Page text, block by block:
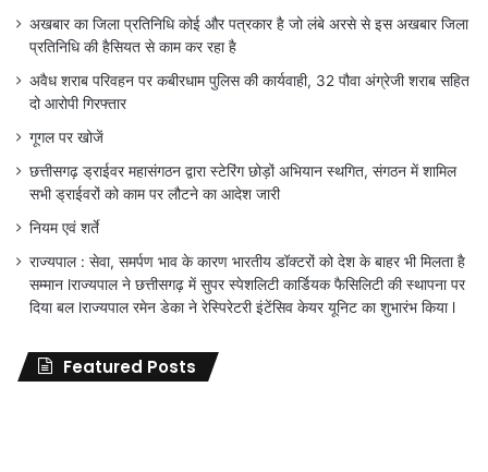
अखबार का जिला प्रतिनिधि कोई और पत्रकार है जो लंबे अरसे से इस अखबार जिला
प्रतिनिधि की हैसियत से काम कर रहा है
अवैध शराब परिवहन पर कबीरधाम पुलिस की कार्यवाही, 32 पौवा अंग्रेजी शराब सहित
दो आरोपी गिरफ्तार
गूगल पर खोजें
छत्तीसगढ़ ड्राईवर महासंगठन द्वारा स्टेरिंग छोड़ों अभियान स्थगित, संगठन में शामिल
सभी ड्राईवरों को काम पर लौटने का आदेश जारी
नियम एवं शर्ते
राज्यपाल : सेवा, समर्पण भाव के कारण भारतीय डॉक्टरों को देश के बाहर भी मिलता है
सम्मान lराज्यपाल ने छत्तीसगढ़ में सुपर स्पेशलिटी कार्डियक फैसिलिटी की स्थापना पर
दिया बल lराज्यपाल रमेन डेका ने रेस्पिरेटरी इंटेंसिव केयर यूनिट का शुभारंभ किया l
Featured Posts